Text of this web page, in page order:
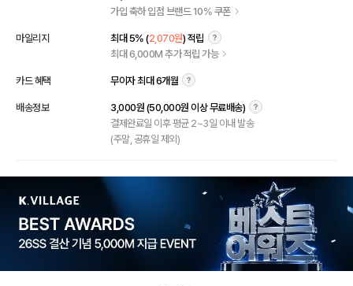
가입 축하 입점 브랜드 10% 쿠폰
마일리지 최대 5% (2,070원) 적립
최대 6,000M 추가 적립 가능
카드 혜택 무이자 최대 6개월
배송정보
3,000원 (50,000원 이상 무료배송)
결제완료일 이후 평균 2~3일 이내 발송
(주말, 공휴일 제외)